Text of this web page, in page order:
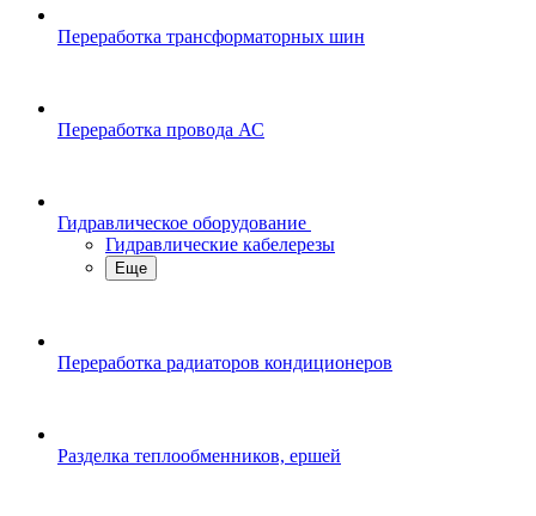
Переработка трансформаторных шин
Переработка провода АС
Гидравлическое оборудование
Гидравлические кабелерезы
Еще
Переработка радиаторов кондиционеров
Разделка теплообменников, ершей